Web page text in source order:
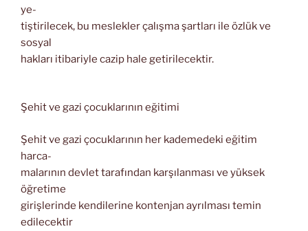
ye-
tiştirilecek, bu meslekler çalışma şartları ile özlük ve
sosyal
hakları itibariyle cazip hale getirilecektir.
Şehit ve gazi çocuklarının eğitimi
Şehit ve gazi çocuklarının her kademedeki eğitim
harca-
malarının devlet tarafından karşılanması ve yüksek
öğretime
girişlerinde kendilerine kontenjan ayrılması temin
edilecektir